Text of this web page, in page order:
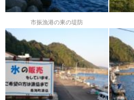
市振漁港の東の堤防